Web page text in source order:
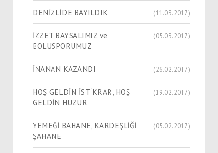
DENİZLİDE BAYILDIK (11.03.2017)
İZZET BAYSALIMIZ ve
BOLUSPORUMUZ
(05.03.2017)
İNANAN KAZANDI (26.02.2017)
HOŞ GELDİN İSTİKRAR, HOŞ
GELDİN HUZUR
(19.02.2017)
YEMEĞİ BAHANE, KARDEŞLİĞİ
ŞAHANE
(05.02.2017)